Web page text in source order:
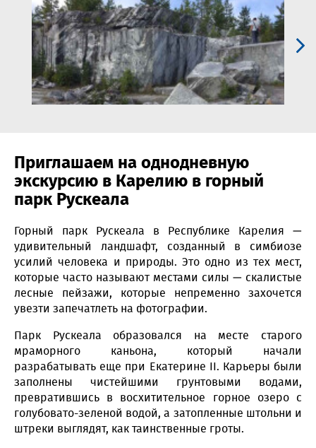
Приглашаем на однодневную
экскурсию в Карелию в горный
парк Рускеала
Горный парк Рускеала в Республике Карелия —
удивительный ландшафт, созданный в симбиозе
усилий человека и природы. Это одно из тех мест,
которые часто называют местами силы — скалистые
лесные пейзажи, которые непременно захочется
увезти запечатлеть на фотографии.
Парк Рускеала образовался на месте старого
мраморного каньона, который начали
разрабатывать еще при Екатерине II. Карьеры были
заполнены чистейшими грунтовыми водами,
превратившись в восхитительное горное озеро с
голубовато-зеленой водой, а затопленные штольни и
штреки выглядят, как таинственные гроты.